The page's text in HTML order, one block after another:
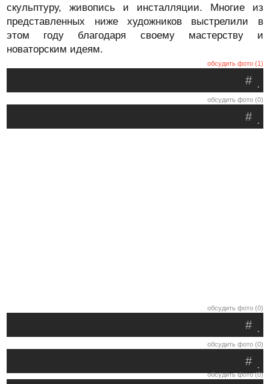
скульптуру, живопись и инсталляции. Многие из
представленных ниже художников выстрелили в
этом году благодаря своему мастерству и
новаторским идеям.
обсудить фото (1)
.
#
обсудить фото (0)
.
#
обсудить фото (0)
.
#
обсудить фото (0)
.
#
обсудить фото (0)